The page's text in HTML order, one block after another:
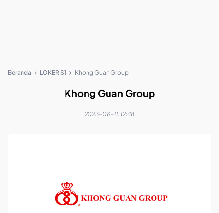
Beranda LOKER S1 Khong Guan Group
Khong Guan Group
2023-08-11, 12:48